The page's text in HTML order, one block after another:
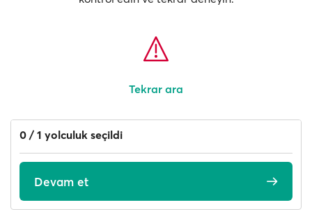
Tekrar ara
0 / 1 yolculuk seçildi
Devam et